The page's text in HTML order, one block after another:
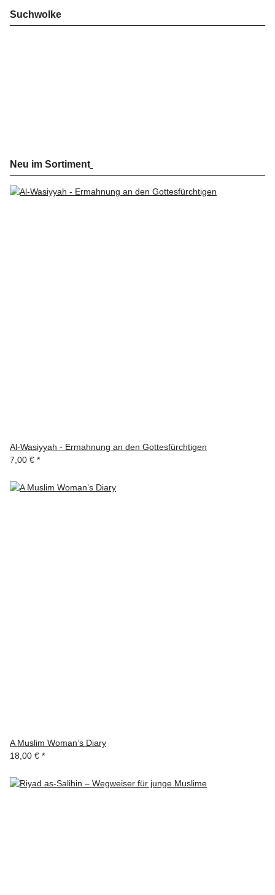
Suchwolke
Neu im Sortiment
Al-Wasiyyah - Ermahnung an den Gottesfürchtigen
7,00 € *
A Muslim Woman’s Diary
18,00 € *